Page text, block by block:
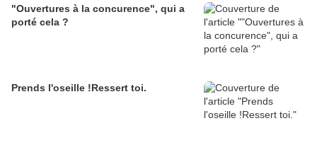
"Ouvertures à la concurence", qui a
porté cela ?
Prends l'oseille !Ressert toi.